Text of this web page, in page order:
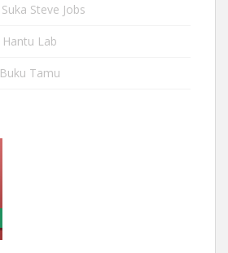
Steve Jobs
Hantu Lab
Buku Tamu